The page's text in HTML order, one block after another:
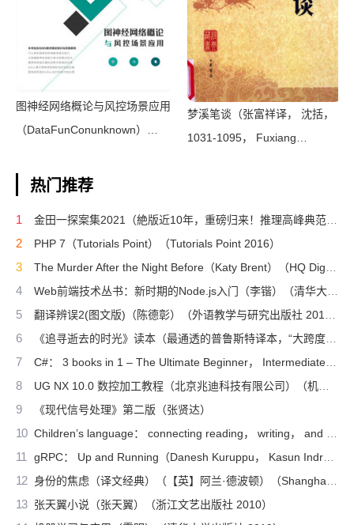
图神经网络概论与风控场景应用
（DataFunConunknown）
梦溪笔谈（张富祥译， 沈括，
1031-1095， Fuxiang
热门推荐
1 金田一探案集2021（絶版近10年，重磅归来！推理高峰典范，江户川乱步、青山刚昌推荐。惊骇悬念+诡秘人性，入坑推理佳选，一套10本过足瘾！精美和风装帧，日本系列销量超5500万册）（横沟正史）（壹页科技 2021）
2 PHP 7（Tutorials Point）（Tutorials Point 2016）
3 The Murder After the Night Before（Katy Brent）（HQ Digital 2024）
4 Web前端技术丛书：新时期的Node.js入门（李锴）（清华大学出版社 2017）
5 翻译辨误2(图文版)（陈德彰）（外语教学与研究出版社 2011）
6 《追寻逝去的时光》读本（最通透的普鲁斯特译本，“大跨度”节选七卷本，一字不易；附赠《普罗斯特纸上展览》）（【法】马塞尔•普鲁斯特，周克希译）（广西师范大学出版社 2015）
7 C#： 3 books in 1 – The Ultimate Beginner， Intermediate & Advanced Guides to Master C# Programming Quickly with No Experience（Mark Reed）（2022）
8 UG NX 10.0 数控加工教程（北京兆迪科技有限公司）（机械工业出版社 2016）
9 《现代信号处理》第二版（张贤达）
10 Children’s language： connecting reading， writing， and talk（Judith Wells Lindfors）（Teachers College Press 2008）
11 gRPC： Up and Running（Danesh Kuruppu， Kasun Indrasiri）（O’Reilly Media 2020）
12 身份的焦虑（译文经典）（【英】阿兰·德波顿）（Shanghai Translation Publishing House 2018）
13 张天翼小说（张天翼）（浙江文艺出版社 2010）